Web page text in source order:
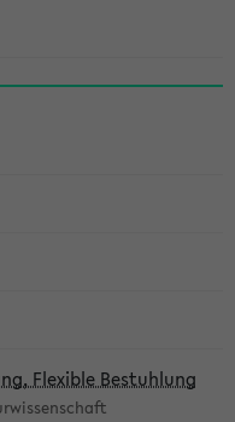
Flexible Bestuhlung